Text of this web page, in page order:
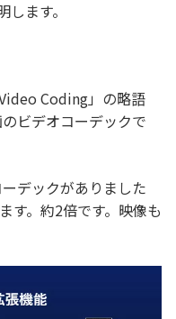
ます。
Coding」の略語
ビデオコーデックで
デックがありました
す。約2倍です。映像も